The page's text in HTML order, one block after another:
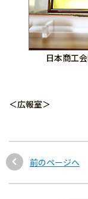
日本商工
＜広報室＞
前のページへ